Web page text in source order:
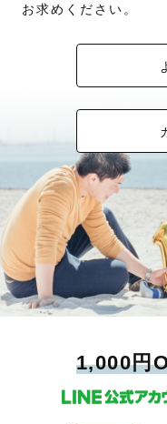
お求めください。
1,000円